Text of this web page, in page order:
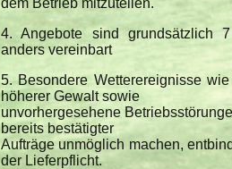
dem Betrieb mitzuteilen.
4. Angebote sind grundsätzlich
anders vereinbart
5. Besondere Wetterereignisse
höherer Gewalt sowie
unvorhergesehene
bereits bestätigter
Aufträge unmöglich machen,
der Lieferpflicht.